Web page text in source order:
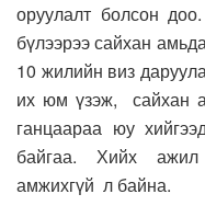
оруулалт болсон
бүлээрээ сайхан
10 жилийн виз
их юм үзэж, сайхан
ганцаараа юу
байгаа. Хийх ажил
амжихгүй л байна.